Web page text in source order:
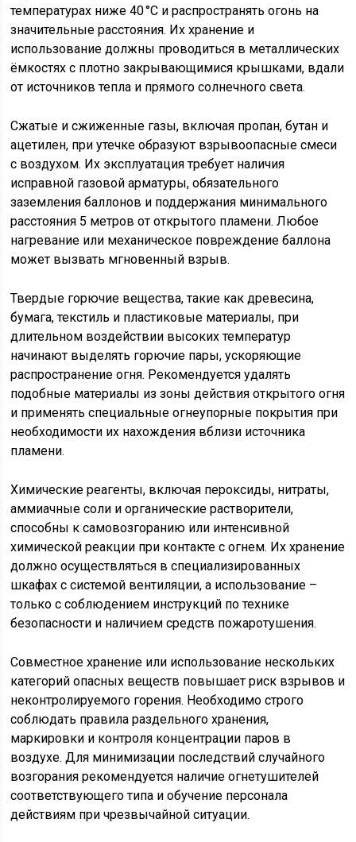
температурах ниже 40 °C и распространять огонь на
значительные расстояния. Их хранение и
использование должны проводиться в металлических
ёмкостях с плотно закрывающимися крышками, вдали
от источников тепла и прямого солнечного света.
Сжатые и сжиженные газы, включая пропан, бутан и
ацетилен, при утечке образуют взрывоопасные смеси
с воздухом. Их эксплуатация требует наличия
исправной газовой арматуры, обязательного
заземления баллонов и поддержания минимального
расстояния 5 метров от открытого пламени. Любое
нагревание или механическое повреждение баллона
может вызвать мгновенный взрыв.
Твердые горючие вещества, такие как древесина,
бумага, текстиль и пластиковые материалы, при
длительном воздействии высоких температур
начинают выделять горючие пары, ускоряющие
распространение огня. Рекомендуется удалять
подобные материалы из зоны действия открытого огня
и применять специальные огнеупорные покрытия при
необходимости их нахождения вблизи источника
пламени.
Химические реагенты, включая пероксиды, нитраты,
аммиачные соли и органические растворители,
способны к самовозгоранию или интенсивной
химической реакции при контакте с огнем. Их хранение
должно осуществляться в специализированных
шкафах с системой вентиляции, а использование –
только с соблюдением инструкций по технике
безопасности и наличием средств пожаротушения.
Совместное хранение или использование нескольких
категорий опасных веществ повышает риск взрывов и
неконтролируемого горения. Необходимо строго
соблюдать правила раздельного хранения,
маркировки и контроля концентрации паров в
воздухе. Для минимизации последствий случайного
возгорания рекомендуется наличие огнетушителей
соответствующего типа и обучение персонала
действиям при чрезвычайной ситуации.